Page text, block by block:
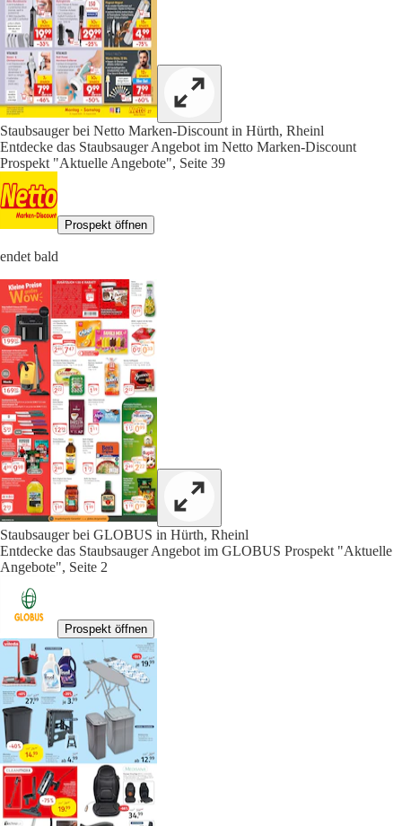
Staubsauger bei Netto Marken-Discount in Hürth, Rheinl
Entdecke das Staubsauger Angebot im Netto Marken-Discount
Prospekt "Aktuelle Angebote", Seite 39
Prospekt öffnen
endet bald
Staubsauger bei GLOBUS in Hürth, Rheinl
Entdecke das Staubsauger Angebot im GLOBUS Prospekt "Aktuelle
Angebote", Seite 2
Prospekt öffnen